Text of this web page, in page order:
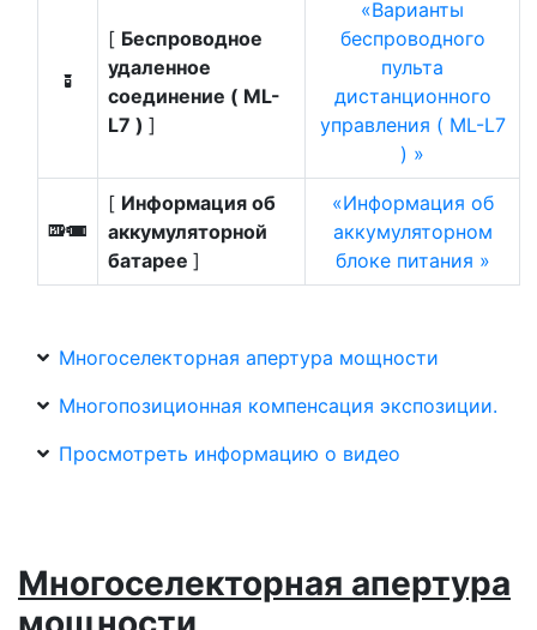
W
[ Беспроводное
удаленное
соединение ( ML-
L7 ) ]
Варианты
беспроводного
пульта
дистанционного
управления ( ML-L7
)
a
[ Информация об
аккумуляторной
батарее ]
Информация об
аккумуляторном
блоке питания
Многоселекторная апертура мощности
Многопозиционная компенсация экспозиции.
Просмотреть информацию о видео
Многоселекторная апертура